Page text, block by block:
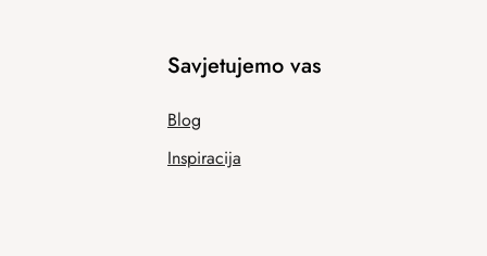
Savjetujemo vas
Blog
Inspiracija